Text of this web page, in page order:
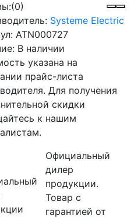
(0)
Systeme Electric
ATN000727
В наличии
указана на
прайс-листа
Для получения
скидки
к нашим
Официальный
дилер
продукции.
Товар с
гарантией от